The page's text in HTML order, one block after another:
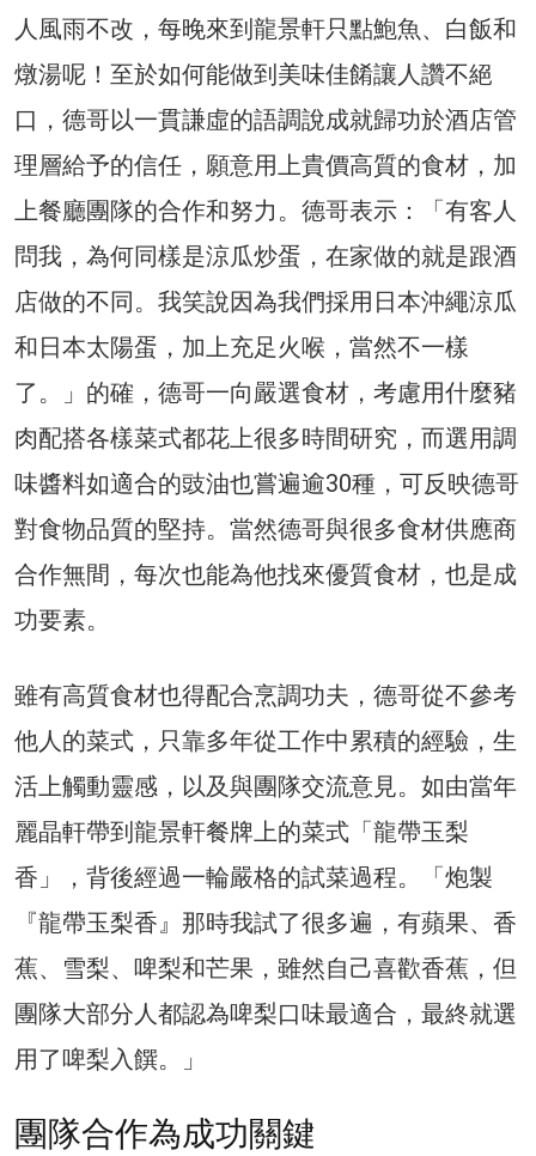
人風雨不改，每晚來到龍景軒只點鮑魚、白飯和
燉湯呢！至於如何能做到美味佳餚讓人讚不絕
口，德哥以一貫謙虛的語調說成就歸功於酒店管
理層給予的信任，願意用上貴價高質的食材，加
上餐廳團隊的合作和努力。德哥表示：「有客人
問我，為何同樣是涼瓜炒蛋，在家做的就是跟酒
店做的不同。我笑說因為我們採用日本沖繩涼瓜
和日本太陽蛋，加上充足火喉，當然不一樣
了。」的確，德哥一向嚴選食材，考慮用什麼豬
肉配搭各樣菜式都花上很多時間研究，而選用調
味醬料如適合的豉油也嘗遍逾30種，可反映德哥
對食物品質的堅持。當然德哥與很多食材供應商
合作無間，每次也能為他找來優質食材，也是成
功要素。
雖有高質食材也得配合烹調功夫，德哥從不參考
他人的菜式，只靠多年從工作中累積的經驗，生
活上觸動靈感，以及與團隊交流意見。如由當年
麗晶軒帶到龍景軒餐牌上的菜式「龍帶玉梨
香」，背後經過一輪嚴格的試菜過程。「炮製
『龍帶玉梨香』那時我試了很多遍，有蘋果、香
蕉、雪梨、啤梨和芒果，雖然自己喜歡香蕉，但
團隊大部分人都認為啤梨口味最適合，最終就選
用了啤梨入饌。」
團隊合作為成功關鍵